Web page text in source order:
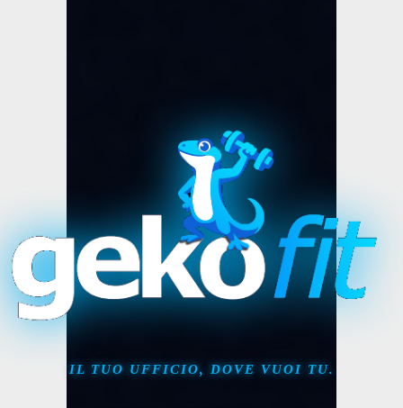
IL TUO UFFICIO, DOVE VUOI TU.